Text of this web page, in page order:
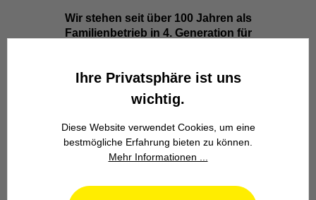
Wir stehen seit über 100 Jahren als
Familienbetrieb in 4. Generation für
Werkstatt in Odenthal / Köln
Ihre Privatsphäre ist uns
wichtig.
Diese Website verwendet Cookies, um eine
bestmögliche Erfahrung bieten zu können.
Mehr Informationen ...